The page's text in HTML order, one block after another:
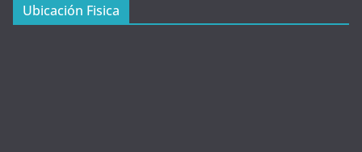
Ubicación Fisica